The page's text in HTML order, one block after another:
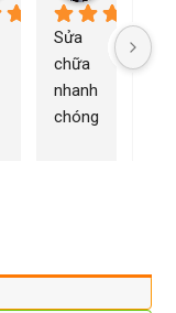
Sửa
chữa
nhanh
chóng
đây
n